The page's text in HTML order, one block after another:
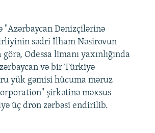
"Azərbaycan Dənizçilərinə
sədri İlham Nəsirovun
Odessa limanı yaxınlığında
və bir Türkiyə
yük gəmisi hücuma məruz
şirkətinə məxsus
üç dron zərbəsi endirilib.